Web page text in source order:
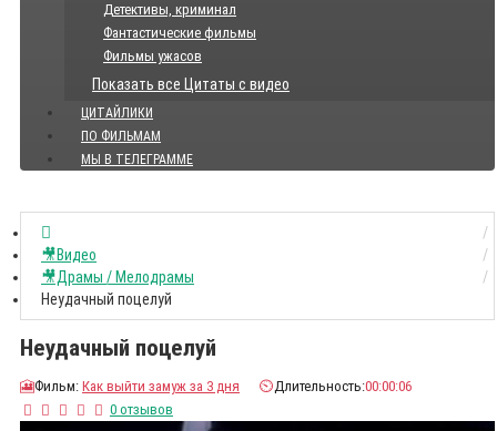
Детективы, криминал
Фантастические фильмы
Фильмы ужасов
Показать все Цитаты с видео
ЦИТАЙЛИКИ
ПО ФИЛЬМАМ
МЫ В ТЕЛЕГРАММЕ
🎥Видео
🎥Драмы / Мелодрамы
Неудачный поцелуй
Неудачный поцелуй
🎦Фильм: Как выйти замуж за 3 дня ⏲️Длительность:00:00:06
0 отзывов